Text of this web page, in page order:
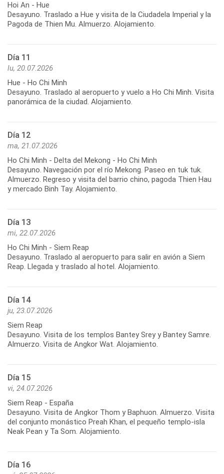
Hoi An - Hue
Desayuno. Traslado a Hue y visita de la Ciudadela Imperial y la
Pagoda de Thien Mu. Almuerzo. Alojamiento.
Día 11
lu, 20.07.2026
Hue - Ho Chi Minh
Desayuno. Traslado al aeropuerto y vuelo a Ho Chi Minh. Visita
panorámica de la ciudad. Alojamiento.
Día 12
ma, 21.07.2026
Ho Chi Minh - Delta del Mekong - Ho Chi Minh
Desayuno. Navegación por el río Mekong. Paseo en tuk tuk.
Almuerzo. Regreso y visita del barrio chino, pagoda Thien Hau
y mercado Binh Tay. Alojamiento.
Día 13
mi, 22.07.2026
Ho Chi Minh - Siem Reap
Desayuno. Traslado al aeropuerto para salir en avión a Siem
Reap. Llegada y traslado al hotel. Alojamiento.
Día 14
ju, 23.07.2026
Siem Reap
Desayuno. Visita de los templos Bantey Srey y Bantey Samre.
Almuerzo. Visita de Angkor Wat. Alojamiento.
Día 15
vi, 24.07.2026
Siem Reap - España
Desayuno. Visita de Angkor Thom y Baphuon. Almuerzo. Visita
del conjunto monástico Preah Khan, el pequeño templo-isla
Neak Pean y Ta Som. Alojamiento.
Día 16